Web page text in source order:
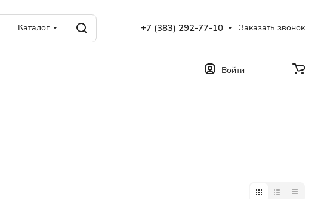
Каталог +7 (383) 292-77-10 Заказать звонок
Войти